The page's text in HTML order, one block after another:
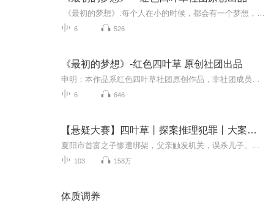
6 526
《最初的梦想》-红色四叶草 原创社团出品
6 646
【悬疑大赛】四叶草丨探案推理犯罪丨大案要案丨连环凶杀
103 158万
体质调养